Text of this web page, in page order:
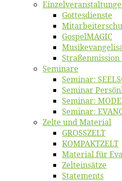
Got­tes­diens­te
Gos­pel­MA­GIC
Se­mi­na­re
Se­mi­nar:
Se­mi­nar
Se­mi­nar:
Se­mi­nar:
Zel­te und Material
GROSSZELT
KOMPAKTZELT
Ma­te­ri­al für
Zelt­ein­sät­ze
State­ments